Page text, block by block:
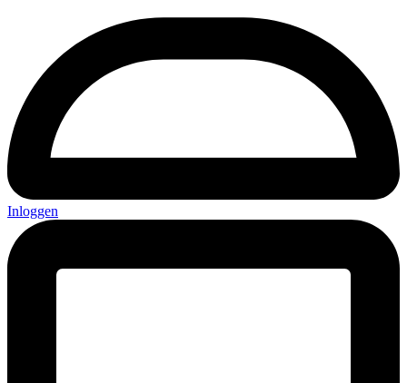
Inloggen